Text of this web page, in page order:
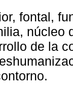
fontal,
núcleo
de la